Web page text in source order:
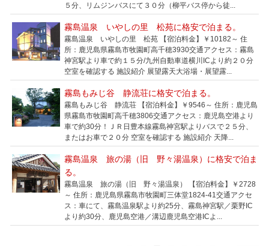
５分、リムジンバスにて３０分（柳平バス停から徒...
霧島温泉 いやしの里 松苑に格安で泊まる。
霧島温泉 いやしの里 松苑 【宿泊料金】￥10182～ 住
所：鹿児島県霧島市牧園町高千穂3930交通アクセス：霧島
神宮駅より車で約１５分/九州自動車道横川ICより約２０分
空室を確認する 施設紹介 展望露天大浴場・展望露...
霧島もみじ谷 静流荘に格安で泊まる。
霧島もみじ谷 静流荘 【宿泊料金】￥9546～ 住所：鹿児島
県霧島市牧園町高千穂3806交通アクセス：鹿児島空港より
車で約30分！ＪＲ日豊本線霧島神宮駅よりバスで２５分、
またはお車で２０分 空室を確認する 施設紹介 天降...
霧島温泉 旅の湯（旧 野々湯温泉）に格安で泊ま
る。
霧島温泉 旅の湯（旧 野々湯温泉） 【宿泊料金】￥2728
～ 住所：鹿児島県霧島市牧園町三体堂1824-41交通アクセ
ス：車にて、霧島温泉駅より約25分、霧島神宮駅／栗野IC
より約30分、鹿児島空港／溝辺鹿児島空港ICよ...